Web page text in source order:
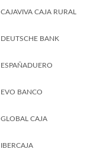
CAJAVIVA CAJA RURAL
DEUTSCHE BANK
ESPAÑADUERO
EVO BANCO
GLOBAL CAJA
IBERCAJA